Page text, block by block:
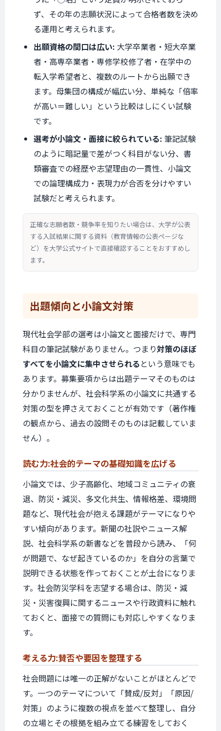
ず、その年の志願状況によって合格者数を決め
る運用と考えられます。
出願資格の間口は広い: 大学卒業者・短大卒業
者・高専卒業者・専修学校修了者・在学中の
転入学希望者と、複数のルートから出願でき
ます。母集団の構成が幅広い分、単純な「倍率
が高い＝難しい」という比較はしにくい試験
です。
選考が小論文・面接に絞られている: 筆記試験
のように暗記量で差がつく科目がない分、書
類審査での経歴や志望理由の一貫性、小論文
での論理構成力・表現力が合否を分けやすい
試験だと考えられます。
正確な志願者数・競争率を知りたい場合は、大学が公表
する入試結果に関する資料（教育情報の公表ページな
ど）を大学公式サイトで直接確認することをおすすめし
ます。
出題傾向と小論文対策
現代社会学部の選考は小論文と面接だけで、専門
科目の筆記試験がありません。つまり対策のほぼ
すべてを小論文に集中させられる という意味でも
あります。募集要項からは出題テーマそのものは
分かりませんが、社会科学系の小論文に共通する
対策の型を押さえておくことが有効です（著作権
の観点から、過去の設問そのものは記載していま
せん）。
読む力:社会的テーマの基礎知識を広げる
小論文では、少子高齢化、地域コミュニティの衰
退、防災・減災、多文化共生、情報格差、環境問
題など、現代社会が抱える課題がテーマになりや
すい傾向があります。新聞の社説やニュース解
説、社会科学系の新書などを普段から読み、「何
が問題で、なぜ起きているのか」を自分の言葉で
説明できる状態を作っておくことが土台になりま
す。社会防災学科を志望する場合は、防災・減
災・災害復興に関するニュースや行政資料に触れ
ておくと、面接での質問にも対応しやすくなりま
す。
考える力:賛否や要因を整理する
社会問題には唯一の正解がないことがほとんどで
す。一つのテーマについて「賛成/反対」「原因/
対策」のように複数の視点を並べて整理し、自分
の立場とその根拠を組み立てる練習をしておく